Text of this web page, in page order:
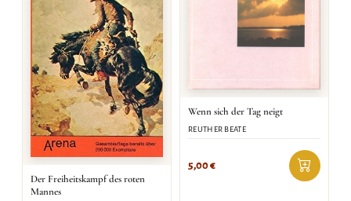
Der Freiheitskampf des roten
Mannes
Wenn sich der Tag neigt
REUTHER BEATE
5,00€